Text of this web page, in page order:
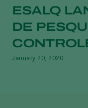
ESALQ
DE
January 20, 2020